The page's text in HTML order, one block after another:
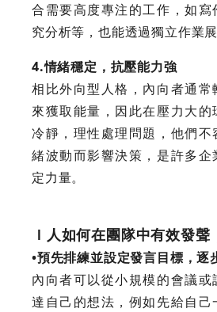
合需要高度專注的工作，如
究分析等，也能透過獨立作業展
4.情緒穩定，抗壓能力強
相比外向型人格，內向者通常
來獲取能量，因此在壓力大
冷靜，理性處理問題，他們
緒波動而影響決策，是許多
定力量。
Ｉ人如何在團隊中有效發聲
•預先排練並設定發言目標，逐
內向者可以從小規模的會議或
達自己的想法，例如先給自己